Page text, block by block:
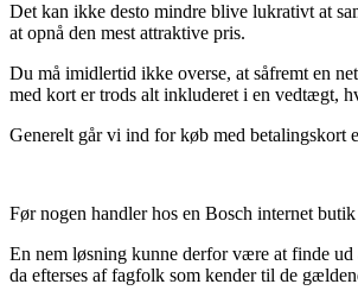
Det kan ikke desto mindre blive lukrativt at
at opnå den mest attraktive pris.
Du må imidlertid ikke overse, at såfremt en
med kort er trods alt inkluderet i en vedtægt,
Generelt går vi ind for køb med betalingskort
Før nogen handler hos en Bosch internet
En nem løsning kunne derfor være at finde
da efterses af fagfolk som kender til de